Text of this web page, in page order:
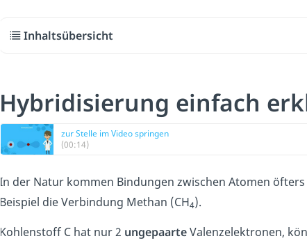
Inhaltsübersicht
Hybridisierung einfach
zur Stelle im Video springen
(00:14)
In der Natur kommen Bindungen zwischen Atomen
Beispiel die Verbindung Methan (CH4).
Kohlenstoff C hat nur 2 ungepaarteValenzelektronen,